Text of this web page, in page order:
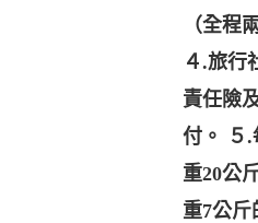
（全程
４.旅行
責任險
付。 ５.
重20公
重7公